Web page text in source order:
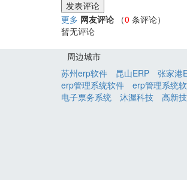
更多 网友评论 （0 条评论）
暂无评论
周边城市
苏州erp软件
昆山ERP 张家港
erp管理系统软件
erp管理系统
电子票务系统
沐渥科技 高新